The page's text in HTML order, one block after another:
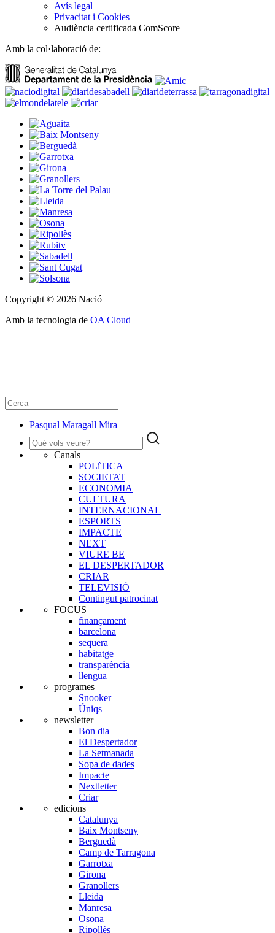
Avís legal
Privacitat i Cookies
Audiència certificada ComScore
Amb la col·laboració de:
Copyright © 2026 Nació
Amb la tecnologia de OA Cloud
Pasqual Maragall Mira
Canals
POLíTICA
SOCIETAT
ECONOMIA
CULTURA
INTERNACIONAL
ESPORTS
IMPACTE
NEXT
VIURE BE
EL DESPERTADOR
CRIAR
TELEVISIÓ
Contingut patrocinat
FOCUS
finançament
barcelona
sequera
habitatge
transparència
llengua
programes
Snooker
Úniqs
newsletter
Bon dia
El Despertador
La Setmanada
Sopa de dades
Impacte
Nextletter
Criar
edicions
Catalunya
Baix Montseny
Berguedà
Camp de Tarragona
Garrotxa
Girona
Granollers
Lleida
Manresa
Osona
Ripollès